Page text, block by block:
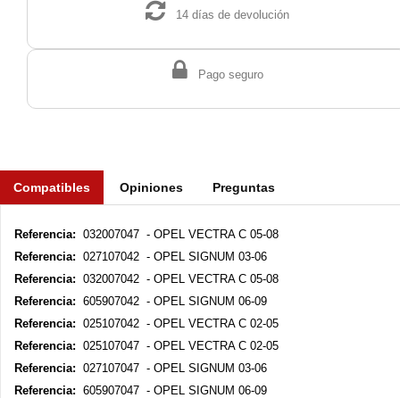
14 días de devolución
Pago seguro
Compatibles Opiniones Preguntas
Referencia: 032007047 - OPEL VECTRA C 05-08
Referencia: 027107042 - OPEL SIGNUM 03-06
Referencia: 032007042 - OPEL VECTRA C 05-08
Referencia: 605907042 - OPEL SIGNUM 06-09
Referencia: 025107042 - OPEL VECTRA C 02-05
Referencia: 025107047 - OPEL VECTRA C 02-05
Referencia: 027107047 - OPEL SIGNUM 03-06
Referencia: 605907047 - OPEL SIGNUM 06-09